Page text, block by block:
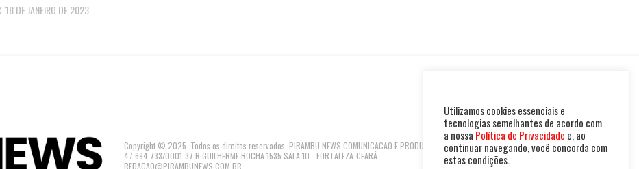
18 DE JANEIRO DE 2023
Copyright © 2025. Todos os direitos reservados. PIRAMBU NEWS COMUNICACAO E PRODUTOS LTDA | CNPJ:
47.694.733/0001-37 R GUILHERME ROCHA 1535 SALA 10 - FORTALEZA-CEARÁ
REDACAO@PIRAMBUNEWS.COM.BR
Utilizamos cookies essenciais e
tecnologias semelhantes de acordo com
a nossa Política de Privacidade e, ao
continuar navegando, você concorda com
estas condições.